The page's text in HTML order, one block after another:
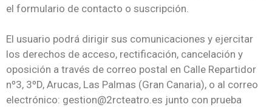
el formulario de contacto o suscripción.
El usuario podrá dirigir sus comunicaciones y ejercitar
los derechos de acceso, rectificación, cancelación y
oposición a través de correo postal en Calle Repartidor
nº3, 3ºD, Arucas, Las Palmas (Gran Canaria), o al correo
electrónico: gestion@2rcteatro.es junto con prueba